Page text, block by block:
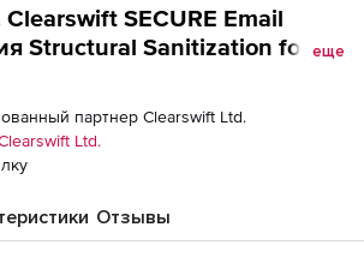
SECURE Email
Structural Sanitization for
еще
партнер Clearswift Ltd.
Ltd.
Отзывы